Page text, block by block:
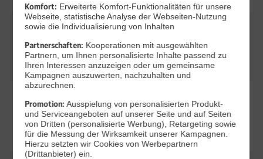
Flat Internet
80 GB, danach gratis Nachbuchung von
Highspeed Paketen mit 1 GB
Freimonat auf die Grundgebühr für Tarife
ohne Smartphone mit 24 Monaten Laufzeit
Komfort: Erweiterte Komfort-Funktionalitäten für unsere
Webseite, statistische Analyse der Webseiten-Nutzung
sowie die Individualisierung von Inhalten
Partnerschaften: Kooperationen mit ausgewählten
Partnern, um Ihnen personalisierte Inhalte passend zu
Ihren Interessen anzuzeigen oder um gemeinsame
Kampagnen auszuwerten, nachzuhalten und
abzurechnen.
Promotion:Ausspielung von personalisierten Produkt-
und Serviceangeboten auf unserer Seite und auf Seiten
von Dritten (personalisierte Werbung), Retargeting sowie
für die Messung der Wirksamkeit unserer Kampagnen.
Hierzu setzten wir Cookies von Werbepartnern
(Drittanbieter) ein.